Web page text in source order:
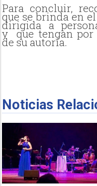
Para concluir,
que se brinda en
dirigida a
y que tengan por
de su autoría.
Noticias